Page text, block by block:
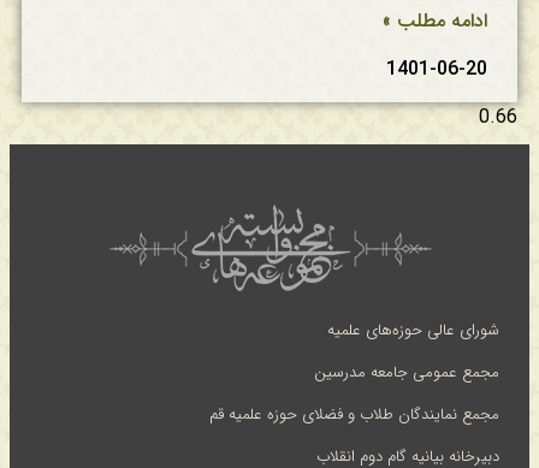
ادامه مطلب »
1401-06-20
شورای عالی حوزه‌های علمیه
مجمع عمومی جامعه مدرسین
مجمع نمایندگان طلاب و فضلای حوزه علمیه قم
دبیرخانه بیانیه گام دوم انقلاب